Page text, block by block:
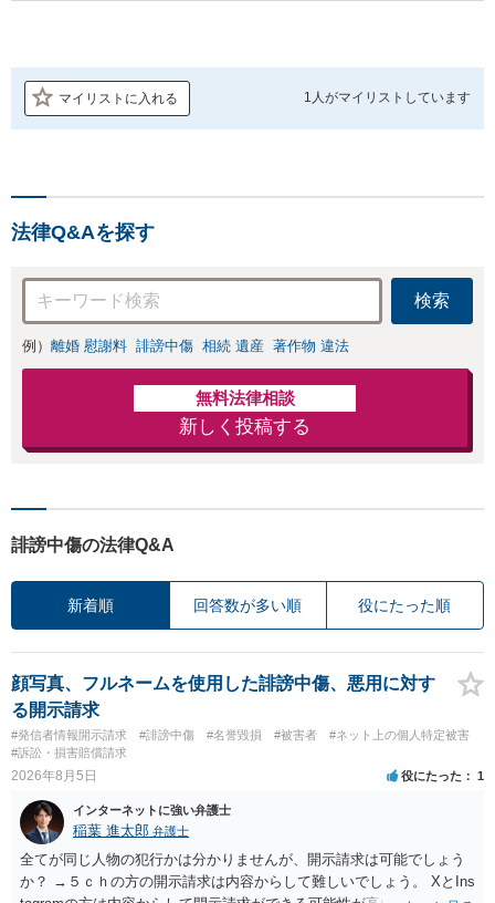
マイリストに入れる 1人がマイリストしています
法律Q&Aを探す
検索
例） 離婚 慰謝料 誹謗中傷 相続 遺産 著作物 違法
無料法律相談
新しく投稿する
誹謗中傷の法律Q&A
新着順 回答数が多い順 役にたった順
顔写真、フルネームを使用した誹謗中傷、悪用に対す
る開示請求
#発信者情報開示請求 #誹謗中傷 #名誉毀損 #被害者
#ネット上の個人特定被害
#訴訟・損害賠償請求
2026年8月5日 役にたった 1
インターネットに強い弁護士
稲葉 進太郎 弁護士
全てが同じ人物の犯行かは分かりませんが、開示請求は可能でしょう
か？ →５ｃｈの方の開示請求は内容からして難しいでしょう。 XとIns